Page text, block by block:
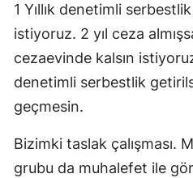
1 Yıllık denetimli
istiyoruz. 2 yıl ceza
cezaevinde kalsın
denetimli serbestlik
geçmesin.
Bizimki taslak çalışması.
grubu da muhalefet ile